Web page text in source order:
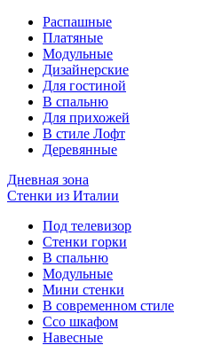
Распашные
Платяные
Модульные
Дизайнерские
Для гостиной
В спальню
Для прихожей
В стиле Лофт
Деревянные
Дневная зона
Стенки из Италии
Под телевизор
Стенки горки
В спальню
Модульные
Мини стенки
В современном стиле
Ссо шкафом
Навесные